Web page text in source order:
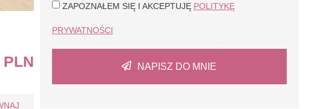
ZAPOZNAŁEM SIĘ I AKCEPTUJĘ POLITYKĘ
PRYWATNOŚCI
NAPISZ DO MNIE
PLN